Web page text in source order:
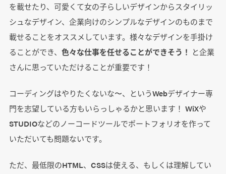
を載せたり、可愛くて女の子らしいデザインからスタイリッ
シュなデザイン、企業向けのシンプルなデザインのものまで
載せることをオススメしています。様々なデザインを手掛け
ることができ、 色々な仕事を任せることができそう！ と企業
さんに思っていただけることが重要です！
コーディングはやりたくないな〜、というWebデザイナー専
門を志望している方もいらっしゃるかと思います！ WiXや
STUDIOなどのノーコードツールでポートフォリオを作って
いただいても問題ないです。
ただ、最低限のHTML、CSSは使える、もしくは理解してい